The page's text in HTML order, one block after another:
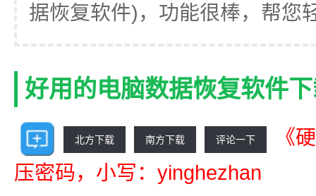
据恢复软件)，功能很棒，帮您
好用的电脑数据恢复软件
北方下载 南方下载 评论一下
《
压密码，小写：yinghezhan